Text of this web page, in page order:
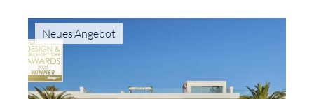
Neues Angebot